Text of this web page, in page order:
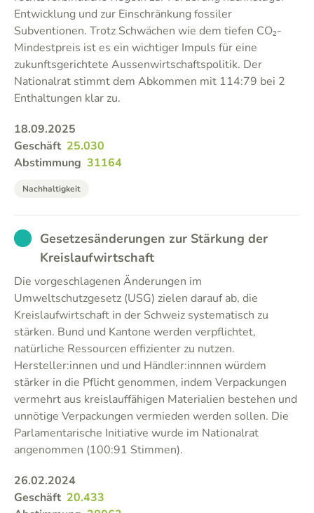
Entwicklung und zur Einschränkung fossiler
Subventionen. Trotz Schwächen wie dem tiefen CO₂-
Mindestpreis ist es ein wichtiger Impuls für eine
zukunftsgerichtete Aussenwirtschaftspolitik. Der
Nationalrat stimmt dem Abkommen mit 114:79 bei 2
Enthaltungen klar zu.
18.09.2025
Geschäft 25.030
Abstimmung 31164
Nachhaltigkeit
EXCUSED
Gesetzesänderungen zur Stärkung der
Kreislaufwirtschaft
Die vorgeschlagenen Änderungen im
Umweltschutzgesetz (USG) zielen darauf ab, die
Kreislaufwirtschaft in der Schweiz systematisch zu
stärken. Bund und Kantone werden verpflichtet,
natürliche Ressourcen effizienter zu nutzen.
Hersteller:innen und und Händler:innnen würdem
stärker in die Pflicht genommen, indem Verpackungen
vermehrt aus kreislauffähigen Materialien bestehen und
unnötige Verpackungen vermieden werden sollen. Die
Parlamentarische Initiative wurde im Nationalrat
angenommen (100:91 Stimmen).
26.02.2024
Geschäft 20.433